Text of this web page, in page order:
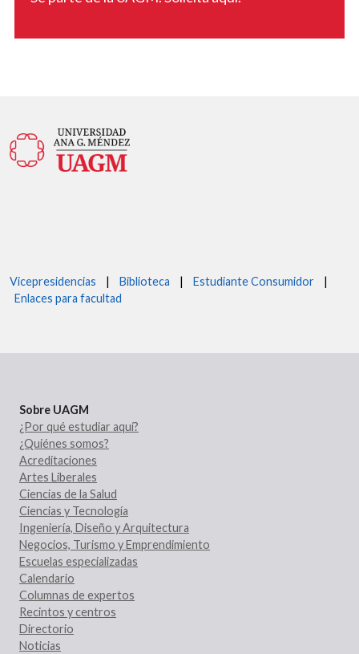
Vicepresidencias | Biblioteca | Estudiante Consumidor |
Enlaces para facultad
Sobre UAGM
¿Por qué estudiar aquí?
¿Quiénes somos?
Acreditaciones
Artes Liberales
Ciencias de la Salud
Ciencias y Tecnología
Ingeniería, Diseño y Arquitectura
Negocios, Turismo y Emprendimiento
Escuelas especializadas
Calendario
Columnas de expertos
Recintos y centros
Directorio
Noticias